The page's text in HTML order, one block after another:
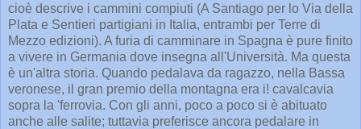
cioè descrive i cammini compiuti (A Santiago per lo Via della
Plata e Sentieri partigiani in Italia, entrambi per Terre di
Mezzo edizioni). A furia di camminare in Spagna è pure finito
a vivere in Germania dove insegna all'Università. Ma questa
è un'altra storia. Quando pedalava da ragazzo, nella Bassa
veronese, il gran premio della montagna era i! cavalcavia
sopra la 'ferrovia. Con gli anni, poco a poco si è abituato
anche alle salite; tuttavia preferisce ancora pedalare in